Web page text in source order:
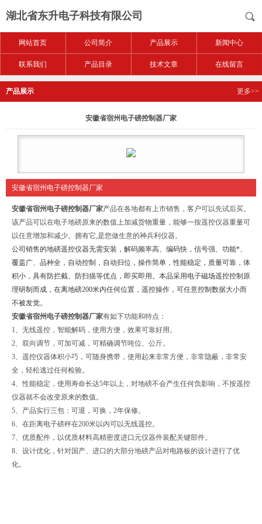
湖北省东升电子科技有限公司
网站首页 公司简介 产品展示 新闻中心
联系我们 产品目录 技术文章 在线留言
产品展示 更多>>
安徽省宿州电子磅控制器厂家
安徽省宿州电子磅控制器厂家
安徽省宿州电子磅控制器厂家产品在各地都有上市销售，客户可以先试后买。
该产品可以在电子地磅原来的数值上加减货物重量，能够一按遥控仪器重量可
以任意增加和减少。拥有它,是您做生意的神兵利仪器。
公司销售的地磅遥控仪器无需安装，解码频率高、编码快，信号强、功能*、
覆盖广、品种全，自动控制，自动归位，操作简单，性能稳定，质量可靠，体
积小，具有防拦截、防扫描等优点，即买即用。本品采用电子磁场遥控控制原
理研制而成，在离地磅200米内任何位置，遥控操作，可任意控制数据大小而
不被发觉。
安徽省宿州电子磅控制器厂家有如下功能和特点：
1、无线遥控，智能解码，使用方便，效果可靠好用。
2、双向调节，可加可减，可精确调节吨位、公斤。
3、遥控仪器体积小巧，可随身携带，使用起来非常方便，非常隐蔽，非常安
全，轻松逃过任何检验。
4、性能稳定，使用寿命长达5年以上，对地磅不会产生任何负影响，不按遥控
仪器就不会改变原来的数值。
5、产品实行三包：可退，可换，2年保修。
6、在距离电子磅秤在200米以内可以无线遥控。
7、优质配件，以优质材料高精密度进口元仪器件装配关键部件。
8、设计优化，针对国产、进口的大部分地磅产品对电路板的设计进行了优
化。